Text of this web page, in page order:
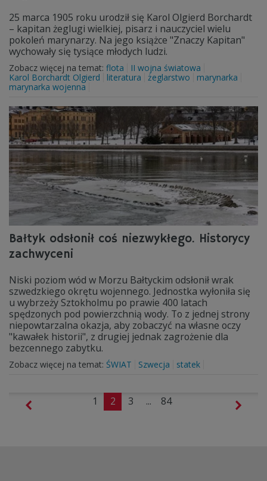
25 marca 1905 roku urodził się Karol Olgierd Borchardt
– kapitan żeglugi wielkiej, pisarz i nauczyciel wielu
pokoleń marynarzy. Na jego książce "Znaczy Kapitan"
wychowały się tysiące młodych ludzi.
Zobacz więcej na temat: flota
II wojna światowa
Karol Borchardt Olgierd
literatura żeglarstwo
marynarka
marynarka wojenna
Bałtyk odsłonił coś niezwykłego. Historycy
zachwyceni
Niski poziom wód w Morzu Bałtyckim odsłonił wrak
szwedzkiego okrętu wojennego. Jednostka wyłoniła się
u wybrzeży Sztokholmu po prawie 400 latach
spędzonych pod powierzchnią wody. To z jednej strony
niepowtarzalna okazja, aby zobaczyć na własne oczy
"kawałek historii", z drugiej jednak zagrożenie dla
bezcennego zabytku.
Zobacz więcej na temat: ŚWIAT Szwecja statek
1 2 3 ... 84